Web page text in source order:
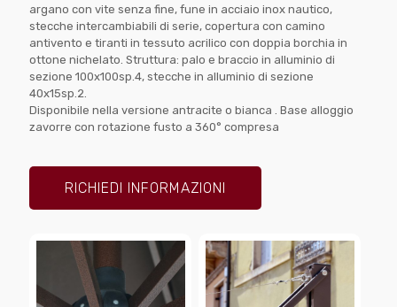
argano con vite senza fine, fune in acciaio inox nautico,
stecche intercambiabili di serie, copertura con camino
antivento e tiranti in tessuto acrilico con doppia borchia in
ottone nichelato. Struttura: palo e braccio in alluminio di
sezione 100x100sp.4, stecche in alluminio di sezione
40x15sp.2.
Disponibile nella versione antracite o bianca . Base alloggio
zavorre con rotazione fusto a 360° compresa
RICHIEDI INFORMAZIONI